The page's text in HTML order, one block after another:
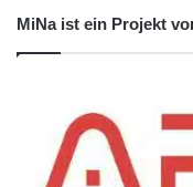
MiNa ist ein Projekt